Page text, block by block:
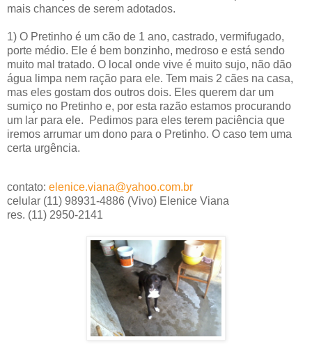
mais chances de serem adotados.
1) O Pretinho é um cão de 1 ano, castrado, vermifugado,
porte médio. Ele é bem bonzinho, medroso e está sendo
muito mal tratado. O local onde vive é muito sujo, não dão
água limpa nem ração para ele. Tem mais 2 cães na casa,
mas eles gostam dos outros dois. Eles querem dar um
sumiço no Pretinho e, por esta razão estamos procurando
um lar para ele. Pedimos para eles terem paciência que
iremos arrumar um dono para o Pretinho. O caso tem uma
certa urgência.
contato: elenice.viana@yahoo.com.br
celular (11) 98931-4886 (Vivo) Elenice Viana
res. (11) 2950-2141